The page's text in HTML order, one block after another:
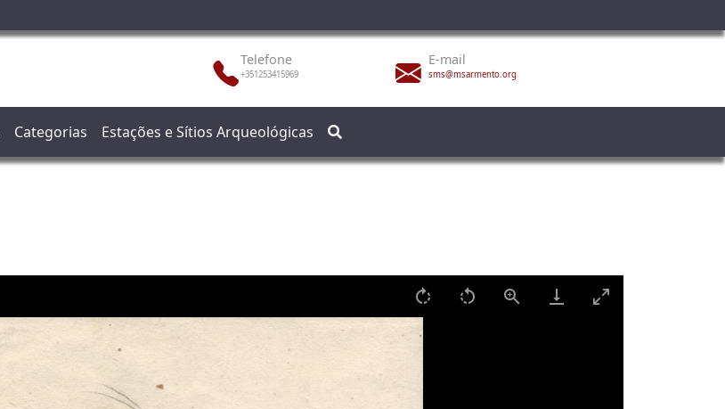
Telefone
+351253415969
E-mail
sms@msarmento.org
Categorias Estações e Sítios Arqueológicas